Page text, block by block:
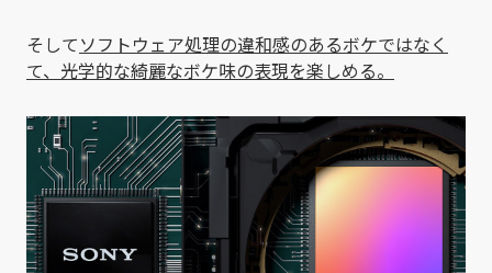
そしてソフトウェア処理の違和感のあるボケではなく
て、光学的な綺麗なボケ味の表現を楽しめる。